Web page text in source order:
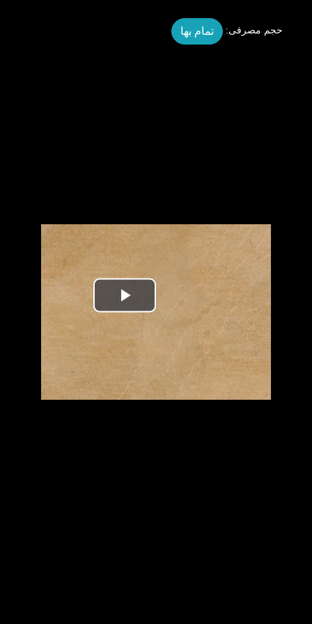
Play
Video
حجم مصرفی: تمام بها